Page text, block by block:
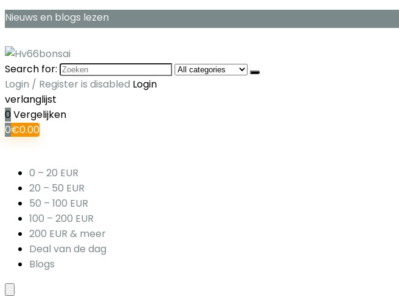
Nieuws en blogs lezen
Search for:
Login / Register is disabled Login
verlanglijst
0 Vergelijken
0€0.00
0 – 20 EUR
20 – 50 EUR
50 – 100 EUR
100 – 200 EUR
200 EUR & meer
Deal van de dag
Blogs